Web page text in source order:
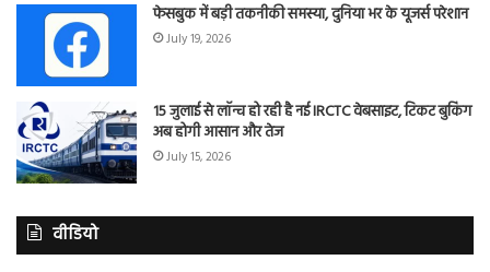
फेसबुक में बड़ी तकनीकी समस्या, दुनिया भर के यूजर्स परेशान
July 19, 2026
15 जुलाई से लॉन्च हो रही है नई IRCTC वेबसाइट, टिकट बुकिंग
अब होगी आसान और तेज
July 15, 2026
वीडियो